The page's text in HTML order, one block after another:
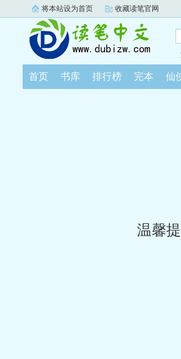
将本站设为首页 收藏读笔官网
首页 书库 排行榜 完本 仙
温馨